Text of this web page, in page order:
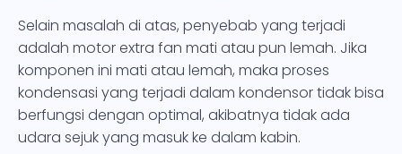
Selain masalah di atas, penyebab yang terjadi
adalah motor extra fan mati atau pun lemah. Jika
komponen ini mati atau lemah, maka proses
kondensasi yang terjadi dalam kondensor tidak bisa
berfungsi dengan optimal, akibatnya tidak ada
udara sejuk yang masuk ke dalam kabin.